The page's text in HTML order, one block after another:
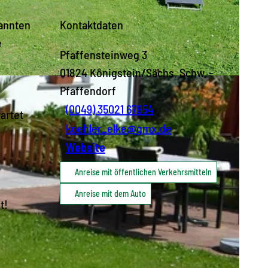
Kontaktdaten
Pfaffensteinweg 3
01824Königstein/Sächs. Schw.-
Pfaffendorf
(0049) 35021 67954
koehler_elke@gmx.de
Website
Anreise mit öffentlichen Verkehrsmitteln
Anreise mit dem Auto